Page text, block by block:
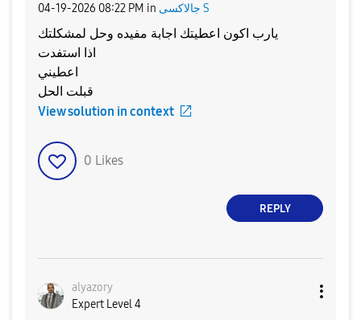
‎04-19-2026 08:22 PM in جالاكسى S
يارب اكون اعطيتك اجابة مفيده وحل لمشكلتك
اذا استفدت
اعطيني
قبلت الحل
View solution in context
0 Likes
REPLY
alyazory
Expert Level 4